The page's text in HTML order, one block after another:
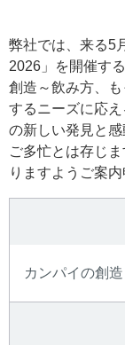
弊社では、来る5
2026」を開催す
創造～飲み方、
するニーズに応
の新しい発見と感
ご多忙とは存じ
りますようご案内
カンパイの創